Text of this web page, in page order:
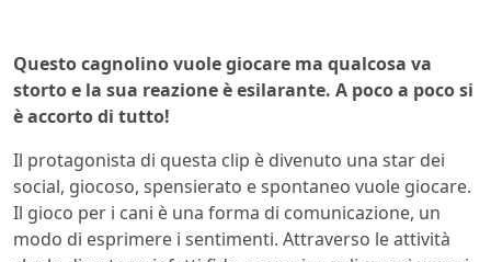
Questo cagnolino vuole giocare ma qualcosa va
storto e la sua reazione è esilarante. A poco a poco si
è accorto di tutto!
Il protagonista di questa clip è divenuto una star dei
social, giocoso, spensierato e spontaneo vuole giocare.
Il gioco per i cani è una forma di comunicazione, un
modo di esprimere i sentimenti. Attraverso le attività